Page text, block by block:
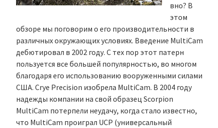
вно? В
этом
обзоре мы поговорим о его производительности в
различных окружающих условиях. Введение MultiCam
дебютировал в 2002 году. С тех пор этот патерн
пользуется все большей популярностью, во многом
благодаря его использованию вооруженными силами
США. Crye Precision изобрела MultiCam. В 2004 году
надежды компании на свой образец Scorpion
MultiCam потерпели неудачу, когда стало известно,
что MultiCam проиграл UCP (универсальный